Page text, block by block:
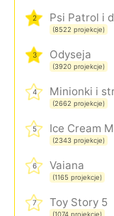
2 Psi Patrol i
(8522 projekcje)
3 Odyseja
(3920 projekcje)
4 Minionki i
(2662 projekcje)
5 Ice Cream
(2343 projekcje)
6 Vaiana
(1165 projekcje)
7 Toy Story 5
(1074 projekcje)